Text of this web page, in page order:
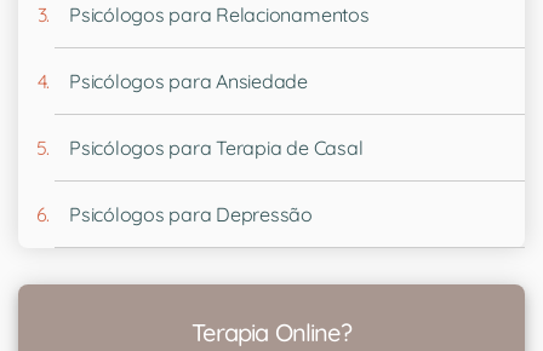
Psicólogos para Relacionamentos
Psicólogos para Ansiedade
Psicólogos para Terapia de Casal
Psicólogos para Depressão
Terapia Online?